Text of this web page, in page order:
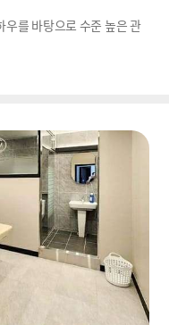
를 바탕으로 수준 높은 관